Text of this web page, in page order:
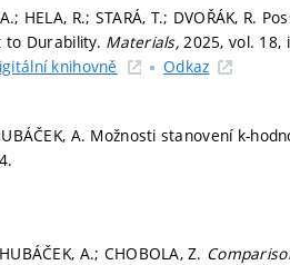
A.; HELA, R.; STARÁ, T.; DVOŘÁK,
to Durability. Materials,2025, vol. 18,
knihovně Odkaz
A. Možnosti stanovení k-
A.; CHOBOLA, Z.